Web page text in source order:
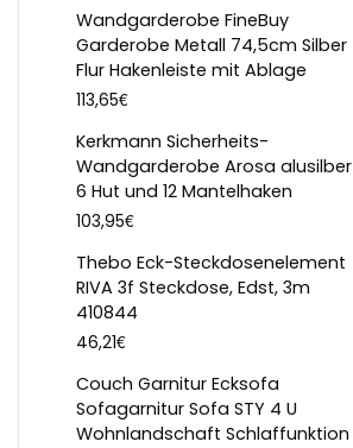
Wandgarderobe FineBuy
Garderobe Metall 74,5cm Silber
Flur Hakenleiste mit Ablage
113,65€
Kerkmann Sicherheits-
Wandgarderobe Arosa alusilber
6 Hut und 12 Mantelhaken
103,95€
Thebo Eck-Steckdosenelement
RIVA 3f Steckdose, Edst, 3m
410844
46,21€
Couch Garnitur Ecksofa
Sofagarnitur Sofa STY 4 U
Wohnlandschaft Schlaffunktion